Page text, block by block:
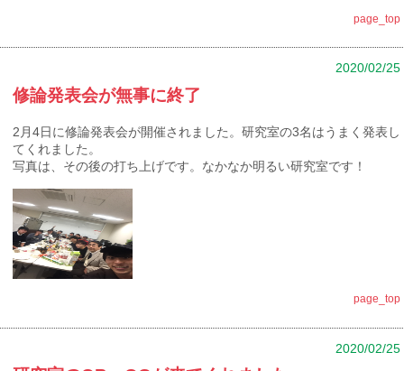
page_top
2020/02/25
修論発表会が無事に終了
2月4日に修論発表会が開催されました。研究室の3名はうまく発表し
てくれました。
写真は、その後の打ち上げです。なかなか明るい研究室です！
page_top
2020/02/25